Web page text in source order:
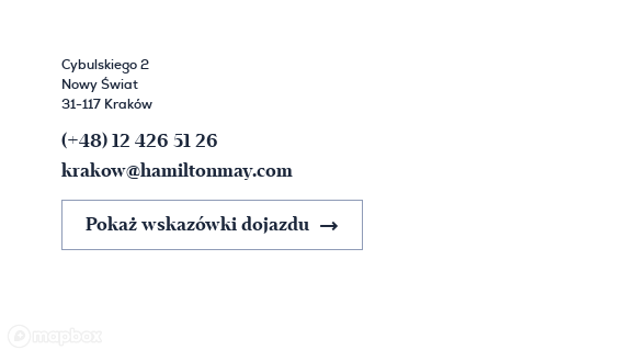
Cybulskiego 2
Nowy Świat
31-117 Kraków
(+48) 12 426 51 26
krakow@hamiltonmay.com
Pokaż wskazówki dojazdu